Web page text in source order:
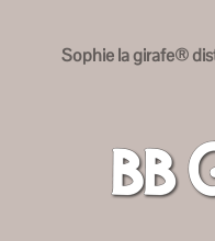
Sophie la girafe®